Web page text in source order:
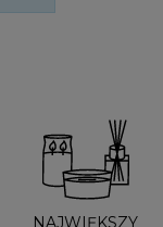
NAJWIĘKSZY